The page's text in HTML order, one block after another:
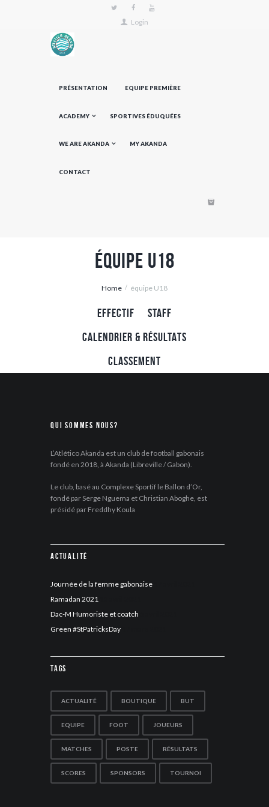
Login
PRÉSENTATION EQUIPE PREMIÈRE
ACADEMY SPORTIVES ÉDUQUÉES
WE ARE AKANDA MY AKANDA
CONTACT
équipe U18
Home équipe U18
EFFECTIF
STAFF
CALENDRIER & RÉSULTATS
CLASSEMENT
Qui sommes nous?
L’Atlético Akanda est un club de football gabonais
fondé en 2018, à Akanda (Libreville / Gabon).
Le club, basé au Complexe Sportif le Ballon d’Or,
fondé par Serge Nguema et Christian Aboghe, est
présidé par Freddhy Koula
Actualité
Journée de la femme gabonaise
Ramadan 2021
Dac-M Humoriste et coatch
Green #StPatricksDay
Tags
ACTUALITÉ BOUTIQUE BUT
EQUIPE FOOT JOUEURS
MATCHES POSTE RÉSULTATS
SCORES SPONSORS TOURNOI